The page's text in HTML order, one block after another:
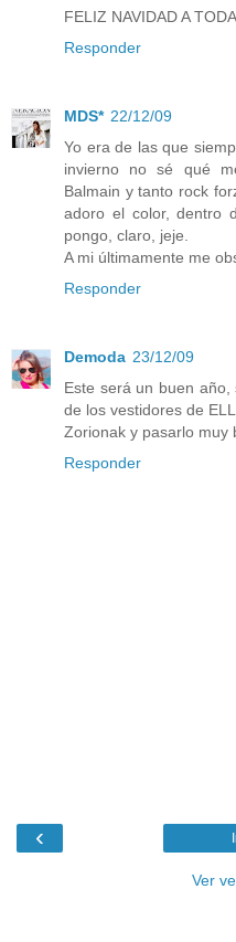
FELIZ NAVIDAD A
Responder
MDS* 22/12/09
Yo era de las que
invierno no sé qué
Balmain y tanto rock
adoro el color, dentro
pongo, claro, jeje.
A mi últimamente me
Responder
Demoda 23/12/09
Este será un buen
de los vestidores de
Zorionak y pasarlo muy
Responder
‹
Ver